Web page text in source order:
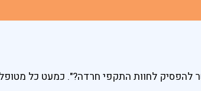
לחוות התקפי חרדה?". כמעט כל